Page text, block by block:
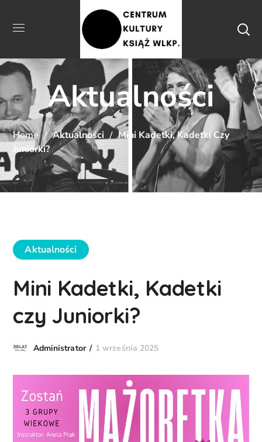
Aktualności
Home Aktualności
Mini Kadetki, Kadetki Czy
Juniorki?
Aktualności
Mini Kadetki, Kadetki
czy Juniorki?
Administrator 1 września 2025